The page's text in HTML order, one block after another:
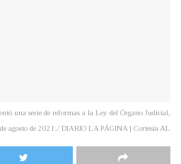
una serie de reformas a la Ley del Órgano Judicial,
agosto de 2021./ DIARIO LA PÁGINA | Cortesía AL